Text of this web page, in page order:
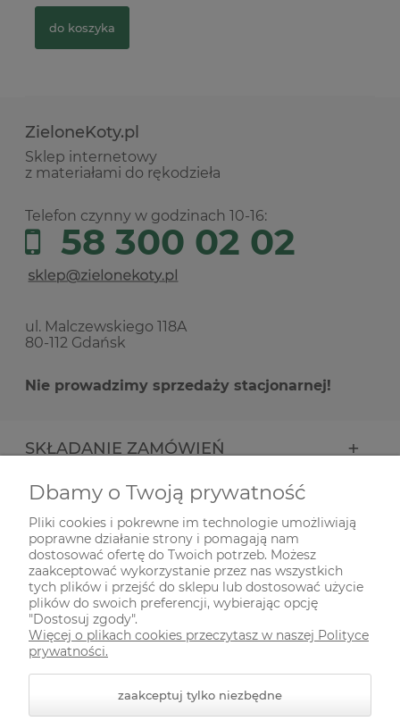
do koszyka
ZieloneKoty.pl
Sklep internetowy
z materiałami do rękodzieła
Telefon czynny w godzinach 10-16:
58 300 02 02
ul. Malczewskiego 118A
80-112 Gdańsk
Nie prowadzimy sprzedaży stacjonarnej!
SKŁADANIE ZAMÓWIEŃ
INFORMACJE
ODWIEDŹ NAS NA
Dbamy o Twoją prywatność
Pliki cookies i pokrewne im technologie umożliwiają
poprawne działanie strony i pomagają nam
dostosować ofertę do Twoich potrzeb. Możesz
zaakceptować wykorzystanie przez nas wszystkich
tych plików i przejść do sklepu lub dostosować użycie
plików do swoich preferencji, wybierając opcję
"Dostosuj zgody".
Więcej o plikach cookies przeczytasz w naszej Polityce
prywatności.
zaakceptuj tylko niezbędne